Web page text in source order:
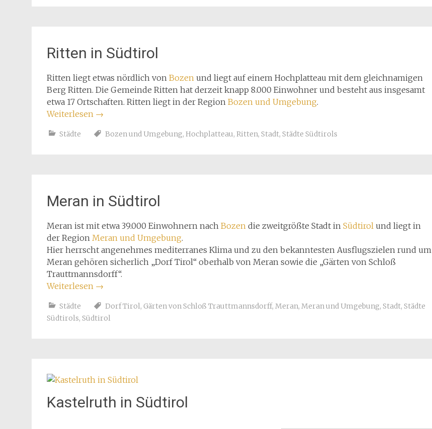
Ritten in Südtirol
Ritten liegt etwas nördlich von Bozen und liegt auf einem Hochplatteau mit dem gleichnamigen
Berg Ritten. Die Gemeinde Ritten hat derzeit knapp 8.000 Einwohner und besteht aus insgesamt
etwa 17 Ortschaften. Ritten liegt in der Region Bozen und Umgebung.
Weiterlesen →
Städte Bozen und Umgebung, Hochplatteau, Ritten, Stadt, Städte Südtirols
Meran in Südtirol
Meran ist mit etwa 39.000 Einwohnern nach Bozen die zweitgrößte Stadt in Südtirol und liegt in
der Region Meran und Umgebung.
Hier herrscht angenehmes mediterranes Klima und zu den bekanntesten Ausflugszielen rund um
Meran gehören sicherlich „Dorf Tirol“ oberhalb von Meran sowie die „Gärten von Schloß
Trauttmannsdorff“.
Weiterlesen →
Städte Dorf Tirol, Gärten von Schloß Trauttmannsdorff, Meran, Meran und Umgebung, Stadt, Städte
Südtirols, Südtirol
Kastelruth in Südtirol